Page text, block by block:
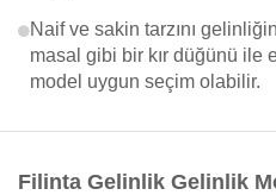
Naif ve sakin tarzını
masal gibi bir kır düğünü ile
model uygun seçim olabilir.
Filinta Gelinlik Gelinlik